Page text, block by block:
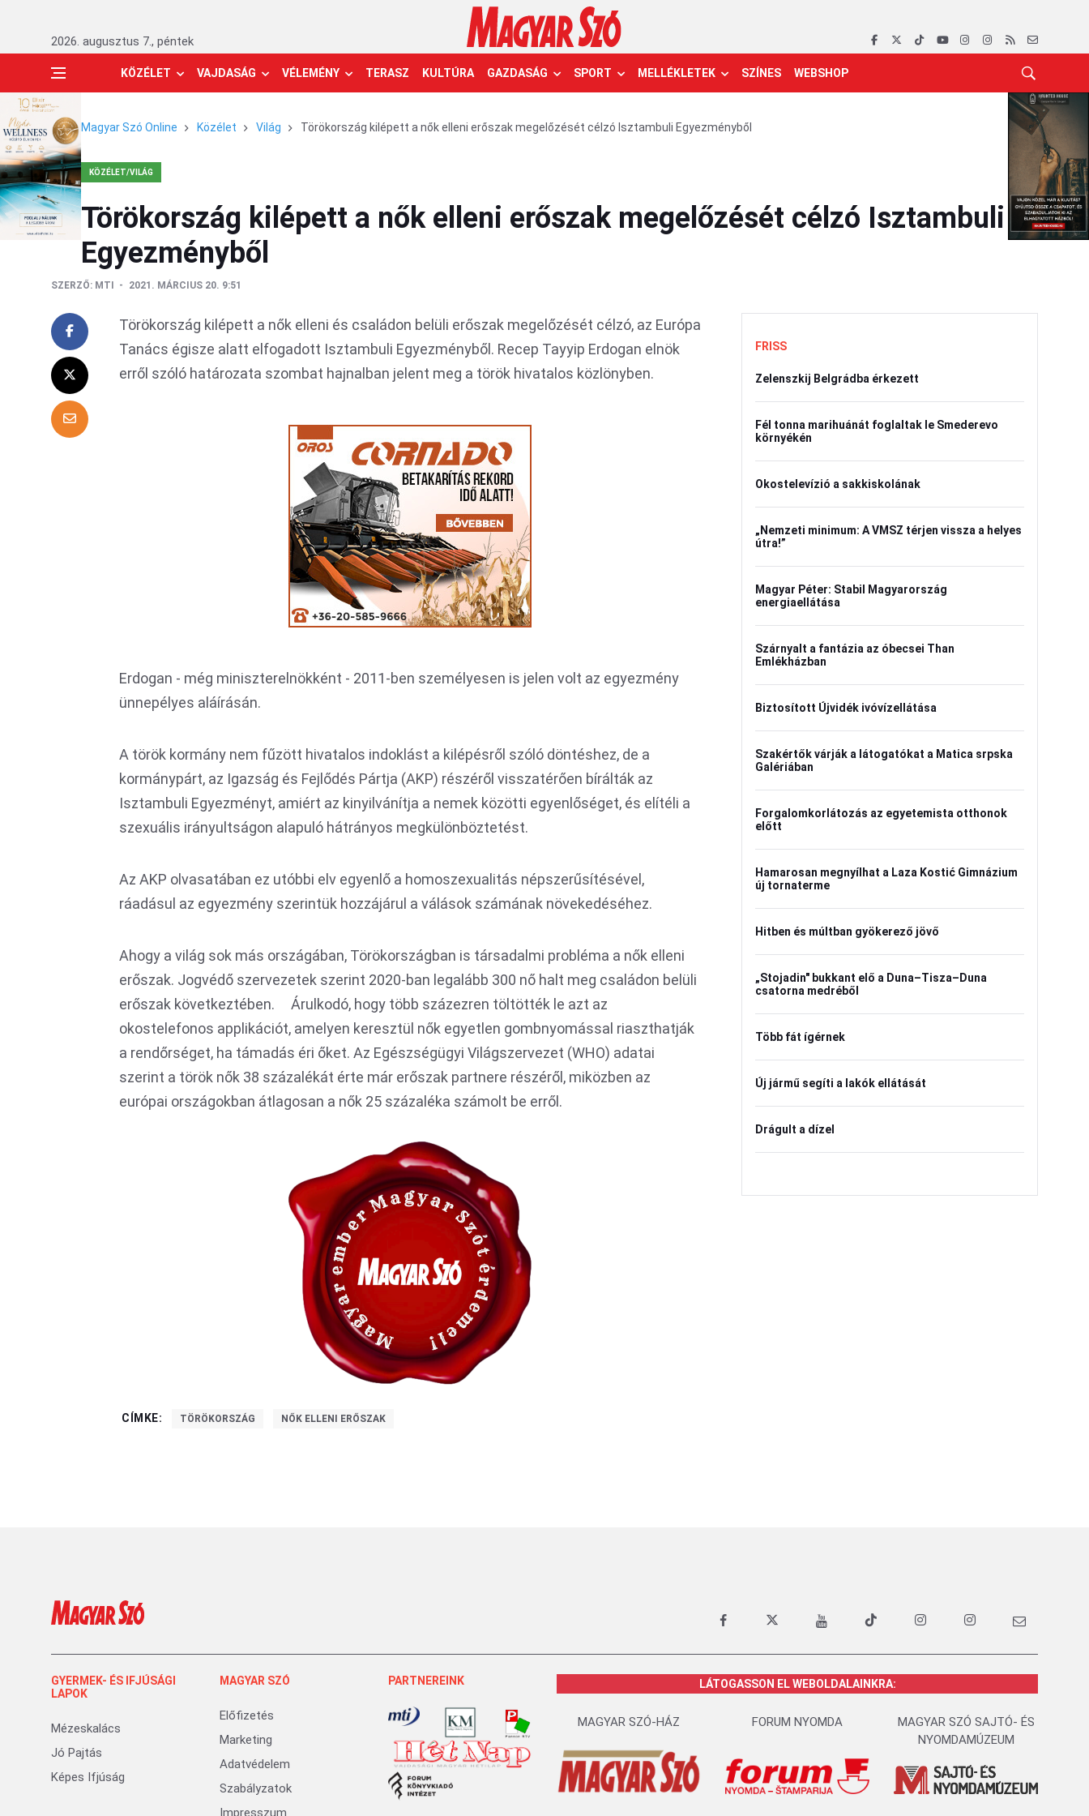
2026. augusztus 7., péntek
KÖZÉLET VAJDASÁG VÉLEMÉNY TERASZ KULTÚRA GAZDASÁG SPORT MELLÉKLETEK SZÍNES WEBSHOP
Magyar Szó Online Közélet Világ Törökország kilépett a nők elleni erőszak megelőzését célzó Isztambuli Egyezményből
KÖZÉLET/VILÁG
Törökország kilépett a nők elleni erőszak megelőzését célzó Isztambuli
Egyezményből
SZERZŐ: MTI 2021. MÁRCIUS 20. 9:51
Törökország kilépett a nők elleni és családon belüli erőszak megelőzését célzó, az Európa
Tanács égisze alatt elfogadott Isztambuli Egyezményből. Recep Tayyip Erdogan elnök
erről szóló határozata szombat hajnalban jelent meg a török hivatalos közlönyben.
Erdogan - még miniszterelnökként - 2011-ben személyesen is jelen volt az egyezmény
ünnepélyes aláírásán.
A török kormány nem fűzött hivatalos indoklást a kilépésről szóló döntéshez, de a
kormánypárt, az Igazság és Fejlődés Pártja (AKP) részéről visszatérően bírálták az
Isztambuli Egyezményt, amiért az kinyilvánítja a nemek közötti egyenlőséget, és elítéli a
szexuális irányultságon alapuló hátrányos megkülönböztetést.
Az AKP olvasatában ez utóbbi elv egyenlő a homoszexualitás népszerűsítésével,
ráadásul az egyezmény szerintük hozzájárul a válások számának növekedéséhez.
Ahogy a világ sok más országában, Törökországban is társadalmi probléma a nők elleni
erőszak. Jogvédő szervezetek szerint 2020-ban legalább 300 nő halt meg családon belüli
erőszak következtében. Árulkodó, hogy több százezren töltötték le azt az
okostelefonos applikációt, amelyen keresztül nők egyetlen gombnyomással riaszthatják
a rendőrséget, ha támadás éri őket. Az Egészségügyi Világszervezet (WHO) adatai
szerint a török nők 38 százalékát érte már erőszak partnere részéről, miközben az
európai országokban átlagosan a nők 25 százaléka számolt be erről.
CÍMKE: TÖRÖKORSZÁG NŐK ELLENI ERŐSZAK
FRISS
Zelenszkij Belgrádba érkezett
Fél tonna marihuánát foglaltak le Smederevo
környékén
Okostelevízió a sakkiskolának
„Nemzeti minimum: A VMSZ térjen vissza a helyes
útra!”
Magyar Péter: Stabil Magyarország
energiaellátása
Szárnyalt a fantázia az óbecsei Than
Emlékházban
Biztosított Újvidék ivóvízellátása
Szakértők várják a látogatókat a Matica srpska
Galériában
Forgalomkorlátozás az egyetemista otthonok
előtt
Hamarosan megnyílhat a Laza Kostić Gimnázium
új tornaterme
Hitben és múltban gyökerező jövő
„Stojadin" bukkant elő a Duna–Tisza–Duna
csatorna medréből
Több fát ígérnek
Új jármű segíti a lakók ellátását
Drágult a dízel
GYERMEK- ÉS IFJÚSÁGI
LAPOK
Mézeskalács
Jó Pajtás
Képes Ifjúság
MAGYAR SZÓ
Előfizetés
Marketing
Adatvédelem
Szabályzatok
Impresszum
PARTNEREINK LÁTOGASSON EL WEBOLDALAINKRA:
MAGYAR SZÓ-HÁZ FORUM NYOMDA
MAGYAR SZÓ SAJTÓ- ÉS
NYOMDAMÚZEUM